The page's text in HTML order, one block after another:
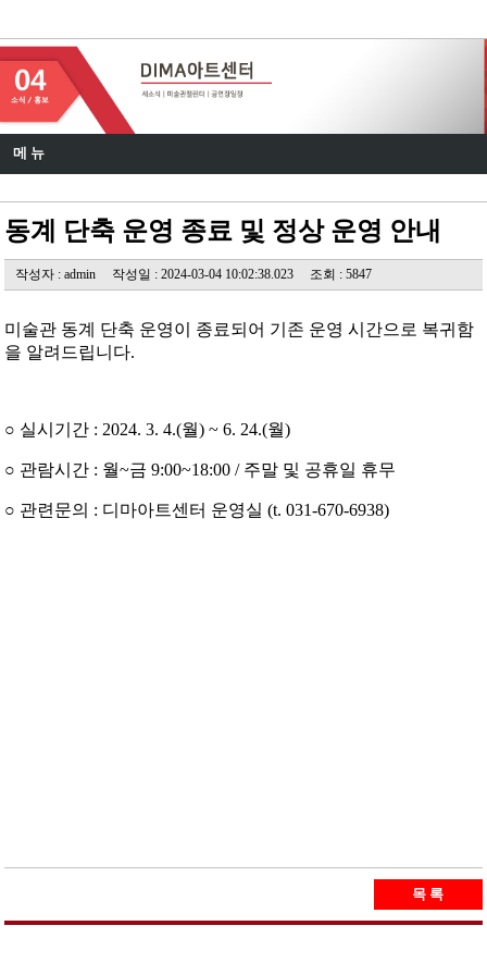
메 뉴
동계 단축 운영 종료 및 정상 운영 안내
작성자 : admin 작성일 : 2024-03-04 10:02:38.023 조회 : 5847
미술관 동계 단축 운영이 종료되어 기존 운영 시간으로 복귀함
을 알려드립니다.
○ 실시기간 : 2024. 3. 4.(월) ~ 6. 24.(월)
○ 관람시간 : 월~금 9:00~18:00 / 주말 및 공휴일 휴무
○ 관련문의 : 디마아트센터 운영실 (t. 031-670-6938)